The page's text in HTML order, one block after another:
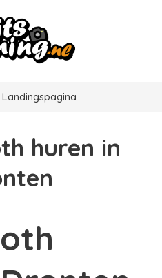
Landingspagina
huren in